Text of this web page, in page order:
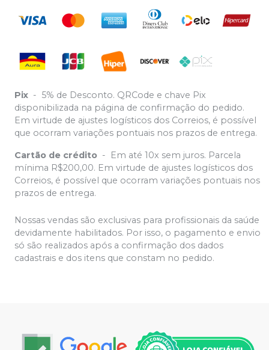
Pix - 5% de Desconto. QRCode e chave Pix
disponibilizada na página de confirmação do pedido.
Em virtude de ajustes logísticos dos Correios, é possível
que ocorram variações pontuais nos prazos de entrega.
Cartão de crédito -
Em até 10x sem juros. Parcela
mínima R$200,00. Em virtude de ajustes logísticos dos
Correios, é possível que ocorram variações pontuais nos
prazos de entrega.
Nossas vendas são exclusivas para profissionais da saúde
devidamente habilitados. Por isso, o pagamento e envio
só são realizados após a confirmação dos dados
cadastrais e dos itens que constam no pedido.